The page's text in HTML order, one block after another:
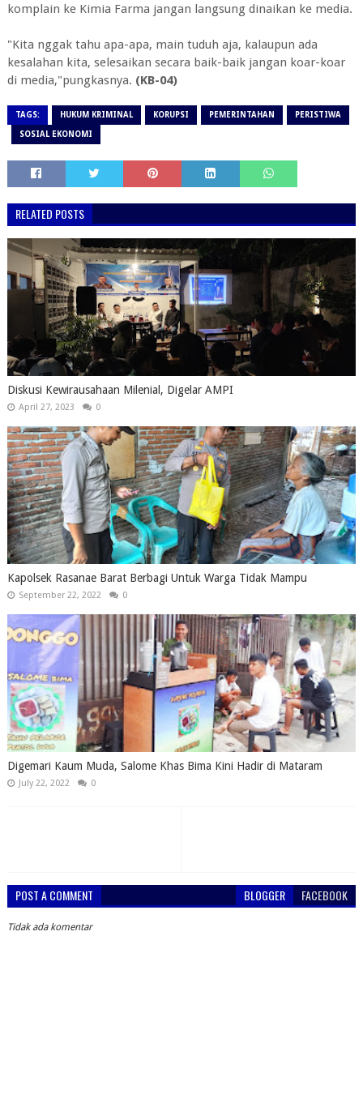
komplain ke Kimia Farma jangan langsung dinaikan ke media.
"Kita nggak tahu apa-apa, main tuduh aja, kalaupun ada
kesalahan kita, selesaikan secara baik-baik jangan koar-koar
di media,"pungkasnya. (KB-04)
TAGS: HUKUM KRIMINAL KORUPSI PEMERINTAHAN PERISTIWA
SOSIAL EKONOMI
RELATED POSTS
Diskusi Kewirausahaan Milenial, Digelar AMPI
April 27, 2023 0
Kapolsek Rasanae Barat Berbagi Untuk Warga Tidak Mampu
September 22, 2022 0
Digemari Kaum Muda, Salome Khas Bima Kini Hadir di Mataram
July 22, 2022 0
POST A COMMENT BLOGGER FACEBOOK
Tidak ada komentar